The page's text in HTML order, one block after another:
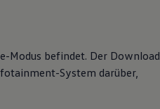
Modus befindet. Der Download
System darüber,